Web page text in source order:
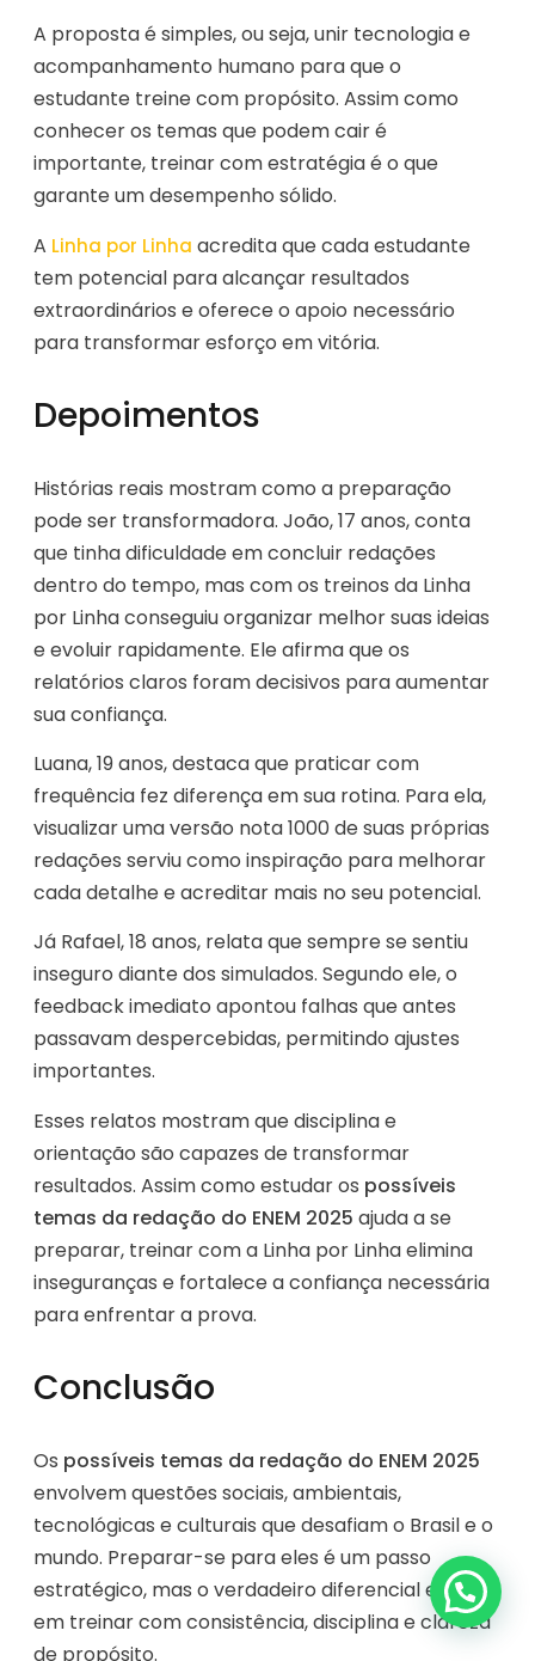
A proposta é simples, ou seja, unir tecnologia e
acompanhamento humano para que o
estudante treine com propósito. Assim como
conhecer os temas que podem cair é
importante, treinar com estratégia é o que
garante um desempenho sólido.
A Linha por Linha acredita que cada estudante
tem potencial para alcançar resultados
extraordinários e oferece o apoio necessário
para transformar esforço em vitória.
Depoimentos
Histórias reais mostram como a preparação
pode ser transformadora. João, 17 anos, conta
que tinha dificuldade em concluir redações
dentro do tempo, mas com os treinos da Linha
por Linha conseguiu organizar melhor suas ideias
e evoluir rapidamente. Ele afirma que os
relatórios claros foram decisivos para aumentar
sua confiança.
Luana, 19 anos, destaca que praticar com
frequência fez diferença em sua rotina. Para ela,
visualizar uma versão nota 1000 de suas próprias
redações serviu como inspiração para melhorar
cada detalhe e acreditar mais no seu potencial.
Já Rafael, 18 anos, relata que sempre se sentiu
inseguro diante dos simulados. Segundo ele, o
feedback imediato apontou falhas que antes
passavam despercebidas, permitindo ajustes
importantes.
Esses relatos mostram que disciplina e
orientação são capazes de transformar
resultados. Assim como estudar os possíveis
temas da redação do ENEM 2025 ajuda a se
preparar, treinar com a Linha por Linha elimina
inseguranças e fortalece a confiança necessária
para enfrentar a prova.
Conclusão
Os possíveis temas da redação do ENEM 2025
envolvem questões sociais, ambientais,
tecnológicas e culturais que desafiam o Brasil e o
mundo. Preparar-se para eles é um passo
estratégico, mas o verdadeiro diferencial está
em treinar com consistência, disciplina e clareza
de propósito.